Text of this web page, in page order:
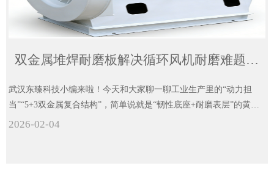
双金属堆焊耐磨板解决循环风机耐磨难题的适配技术分析
武汉东臻科技小编来啦！今天和大家聊一聊工业生产里的“动力担
当”“5+3双金属复合结构”，简单说就是“韧性底座+耐磨表层”的黄金
组合。底层是5mm厚的Q235或Q345基板，这种基板韧性特别好，能
2026-02-04